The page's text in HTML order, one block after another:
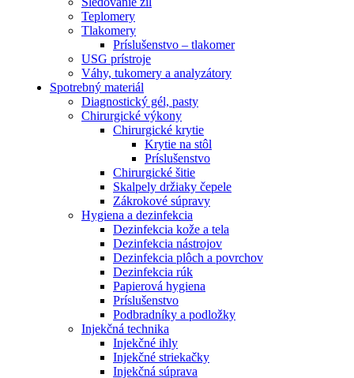
Teplomery
Tlakomery
Príslušenstvo – tlakomer
USG prístroje
Váhy, tukomery a analyzátory
Spotrebný materiál
Diagnostický gél, pasty
Chirurgické výkony
Chirurgické krytie
Krytie na stôl
Príslušenstvo
Chirurgické šitie
Skalpely držiaky čepele
Zákrokové súpravy
Hygiena a dezinfekcia
Dezinfekcia kože a tela
Dezinfekcia nástrojov
Dezinfekcia plôch a povrchov
Dezinfekcia rúk
Papierová hygiena
Príslušenstvo
Podbradníky a podložky
Injekčná technika
Injekčné ihly
Injekčné striekačky
Injekčná súprava